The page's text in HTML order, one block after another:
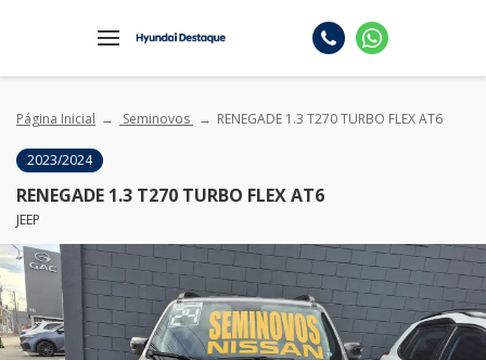
Página Inicial Seminovos RENEGADE 1.3 T270 TURBO FLEX AT6
2023/2024
RENEGADE 1.3 T270 TURBO FLEX AT6
JEEP